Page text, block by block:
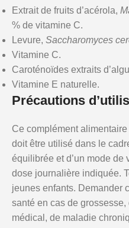
Extrait de fruits d’acérola,
% de vitamine C.
Levure, Saccharomyces
Vitamine C.
Caroténoïdes extraits
Vitamine E naturelle.
Précautions
Ce complément alimentaire
doit être utilisé dans le
équilibrée et d’un mode de
dose journalière indiquée.
jeunes enfants. Demander
santé en cas de grossesse,
médical, de maladie